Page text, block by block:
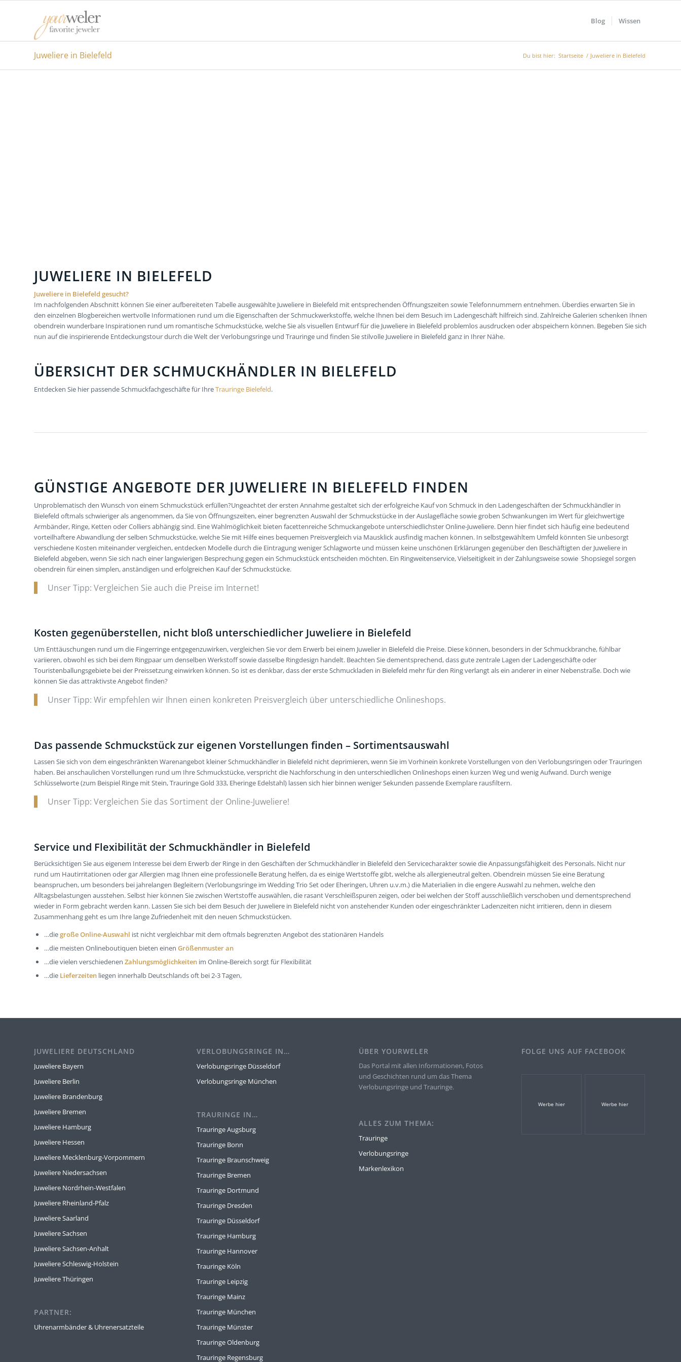
Blog Wissen
Juweliere in Bielefeld Du bist hier: Startseite / Juweliere in Bielefeld
JUWELIERE IN BIELEFELD
Juweliere in Bielefeld gesucht?
Im nachfolgenden Abschnitt können Sie einer aufbereiteten Tabelle ausgewählte Juweliere in Bielefeld mit entsprechenden Öffnungszeiten sowie Telefonnummern entnehmen. Überdies erwarten Sie in
den einzelnen Blogbereichen wertvolle Informationen rund um die Eigenschaften der Schmuckwerkstoffe, welche Ihnen bei dem Besuch im Ladengeschäft hilfreich sind. Zahlreiche Galerien schenken Ihnen
obendrein wunderbare Inspirationen rund um romantische Schmuckstücke, welche Sie als visuellen Entwurf für die Juweliere in Bielefeld problemlos ausdrucken oder abspeichern können. Begeben Sie sich
nun auf die inspirierende Entdeckungstour durch die Welt der Verlobungsringe und Trauringe und finden Sie stilvolle Juweliere in Bielefeld ganz in Ihrer Nähe.
ÜBERSICHT DER SCHMUCKHÄNDLER IN BIELEFELD
Entdecken Sie hier passende Schmuckfachgeschäfte für IhreTrauringe Bielefeld.
GÜNSTIGE ANGEBOTE DER JUWELIERE IN BIELEFELD FINDEN
Unproblematisch den Wunsch von einem Schmuckstück erfüllen?Ungeachtet der ersten Annahme gestaltet sich der erfolgreiche Kauf von Schmuck in den Ladengeschäften der Schmuckhändler in
Bielefeld oftmals schwieriger als angenommen, da Sie von Öffnungszeiten, einer begrenzten Auswahl der Schmuckstücke in der Auslagefläche sowie groben Schwankungen im Wert für gleichwertige
Armbänder, Ringe, Ketten oder Colliers abhängig sind. Eine Wahlmöglichkeit bieten facettenreiche Schmuckangebote unterschiedlichster Online-Juweliere. Denn hier findet sich häufig eine bedeutend
vorteilhaftere Abwandlung der selben Schmuckstücke, welche Sie mit Hilfe eines bequemen Preisvergleich via Mausklick ausfindig machen können. In selbstgewähltem Umfeld könnten Sie unbesorgt
verschiedene Kosten miteinander vergleichen, entdecken Modelle durch die Eintragung weniger Schlagworte und müssen keine unschönen Erklärungen gegenüber den Beschäftigten der Juweliere in
Bielefeld abgeben, wenn Sie sich nach einer langwierigen Besprechung gegen ein Schmuckstück entscheiden möchten. Ein Ringweitenservice, Vielseitigkeit in der Zahlungsweise sowie Shopsiegel sorgen
obendrein für einen simplen, anständigen und erfolgreichen Kauf der Schmuckstücke.
Unser Tipp: Vergleichen Sie auch die Preise im Internet!
Kosten gegenüberstellen, nicht bloß unterschiedlicher Juweliere in Bielefeld
Um Enttäuschungen rund um die Fingerringe entgegenzuwirken, vergleichen Sie vor dem Erwerb bei einem Juwelier in Bielefeld die Preise. Diese können, besonders in der Schmuckbranche, fühlbar
variieren, obwohl es sich bei dem Ringpaar um denselben Werkstoff sowie dasselbe Ringdesign handelt. Beachten Sie dementsprechend, dass gute zentrale Lagen der Ladengeschäfte oder
Touristenballungsgebiete bei der Preissetzung einwirken können. So ist es denkbar, dass der erste Schmuckladen in Bielefeld mehr für den Ring verlangt als ein anderer in einer Nebenstraße. Doch wie
können Sie das attraktivste Angebot finden?
Unser Tipp: Wir empfehlen wir Ihnen einen konkreten Preisvergleich über unterschiedliche Onlineshops.
Das passende Schmuckstück zur eigenen Vorstellungen finden – Sortimentsauswahl
Lassen Sie sich von dem eingeschränkten Warenangebot kleiner Schmuckhändler in Bielefeld nicht deprimieren, wenn Sie im Vorhinein konkrete Vorstellungen von den Verlobungsringen oder Trauringen
haben. Bei anschaulichen Vorstellungen rund um Ihre Schmuckstücke, verspricht die Nachforschung in den unterschiedlichen Onlineshops einen kurzen Weg und wenig Aufwand. Durch wenige
Schlüsselworte (zum Beispiel Ringe mit Stein, Trauringe Gold 333, Eheringe Edelstahl) lassen sich hier binnen weniger Sekunden passende Exemplare rausfiltern.
Unser Tipp: Vergleichen Sie das Sortiment der Online­-Juweliere!
Service und Flexibilität der Schmuckhändler in Bielefeld
Berücksichtigen Sie aus eigenem Interesse bei dem Erwerb der Ringe in den Geschäften der Schmuckhändler in Bielefeld den Servicecharakter sowie die Anpassungsfähigkeit des Personals. Nicht nur
rund um Hautirritationen oder gar Allergien mag Ihnen eine professionelle Beratung helfen, da es einige Wertstoffe gibt, welche als allergieneutral gelten. Obendrein müssen Sie eine Beratung
beanspruchen, um besonders bei jahrelangen Begleitern (Verlobungsringe im Wedding Trio Set oder Eheringen, Uhren u.v.m.) die Materialien in die engere Auswahl zu nehmen, welche den
Alltagsbelastungen ausstehen. Selbst hier können Sie zwischen Wertstoffe auswählen, die rasant Verschleißspuren zeigen, oder bei welchen der Stoff ausschließlich verschoben und dementsprechend
wieder in Form gebracht werden kann. Lassen Sie sich bei dem Besuch der Juweliere in Bielefeld nicht von anstehender Kunden oder eingeschränkter Ladenzeiten nicht irritieren, denn in diesem
Zusammenhang geht es um Ihre lange Zufriedenheit mit den neuen Schmuckstücken.
…diegroße Online­-Auswahl ist nicht vergleichbar mit dem oftmals begrenzten Angebot des stationären Handels
…die meisten Onlineboutiquen bieten einen Größenmuster an
…die vielen verschiedenen Zahlungsmöglichkeiten im Online-Bereich sorgt für Flexibilität
…die Lieferzeiten liegen innerhalb Deutschlands oft bei 2-3 Tagen,
JUWELIERE DEUTSCHLAND
Juweliere Bayern
Juweliere Berlin
Juweliere Brandenburg
Juweliere Bremen
Juweliere Hamburg
Juweliere Hessen
Juweliere Mecklenburg-Vorpommern
Juweliere Niedersachsen
Juweliere Nordrhein-Westfalen
Juweliere Rheinland-Pfalz
Juweliere Saarland
Juweliere Sachsen
Juweliere Sachsen-Anhalt
Juweliere Schleswig-Holstein
Juweliere Thüringen
PARTNER:
Uhrenarmbänder & Uhrenersatzteile
VERLOBUNGSRINGE IN…
Verlobungsringe Düsseldorf
Verlobungsringe München
TRAURINGE IN…
Trauringe Augsburg
Trauringe Bonn
Trauringe Braunschweig
Trauringe Bremen
Trauringe Dortmund
Trauringe Dresden
Trauringe Düsseldorf
Trauringe Hamburg
Trauringe Hannover
Trauringe Köln
Trauringe Leipzig
Trauringe Mainz
Trauringe München
Trauringe Münster
Trauringe Oldenburg
Trauringe Regensburg
ÜBER YOURWELER
Das Portal mit allen Informationen, Fotos
und Geschichten rund um das Thema
Verlobungsringe und Trauringe.
ALLES ZUM THEMA:
Trauringe
Verlobungsringe
Markenlexikon
FOLGE UNS AUF FACEBOOK
Werbe hier Werbe hier